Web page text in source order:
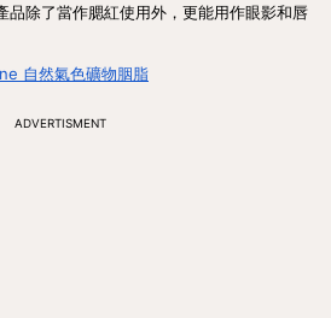
品除了當作腮紅使用外，更能用作眼影和唇
自然氣色礦物胭脂
ADVERTISMENT